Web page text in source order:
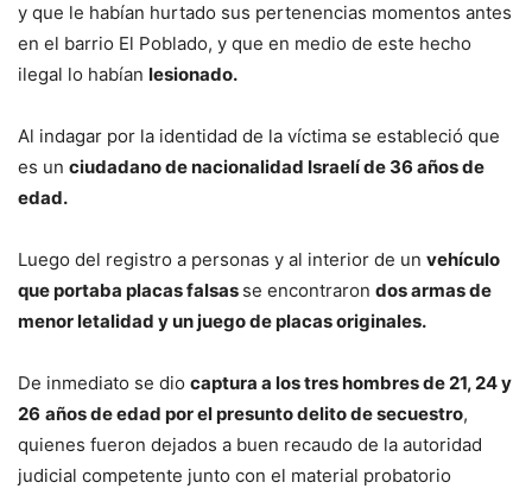
y que le habían hurtado sus pertenencias momentos antes
en el barrio El Poblado, y que en medio de este hecho
ilegal lo habían lesionado.
Al indagar por la identidad de la víctima se estableció que
es un ciudadano de nacionalidad Israelí de 36 años de
edad.
Luego del registro a personas y al interior de un vehículo
que portaba placas falsas se encontraron dos armas de
menor letalidad y un juego de placas originales.
De inmediato se dio captura a los tres hombres de 21, 24 y
26 años de edad por el presunto delito de secuestro,
quienes fueron dejados a buen recaudo de la autoridad
judicial competente junto con el material probatorio